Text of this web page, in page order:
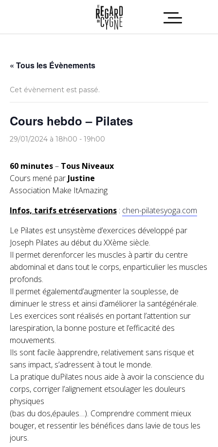
« Tous les Évènements
Cet évènement est passé.
Cours hebdo – Pilates
29/01/2024 à 18h00 - 19h00
60 minutes– Tous Niveaux
Cours mené par Justine
Association Make ItAmazing
Infos, tarifs etréservations : chen-pilatesyoga.com
Le Pilates est unsystème d’exercices développé par
Joseph Pilates au début du XXème siècle.
Il permet derenforcer les muscles à partir du centre
abdominal et dans tout le corps, enparticulier les muscles
profonds.
Il permet égalementd’augmenter la souplesse, de
diminuer le stress et ainsi d’améliorer la santégénérale.
Les exercices sont réalisés en portant l’attention sur
larespiration, la bonne posture et l’efficacité des
mouvements.
Ils sont facile àapprendre, relativement sans risque et
sans impact, s’adressent à tout le monde.
La pratique duPilates nous aide à avoir la conscience du
corps, corriger l’alignement etsoulager les douleurs
physiques
(bas du dos,épaules…). Comprendre comment mieux
bouger, et ressentir les bénéfices dans lavie de tous les
jours.